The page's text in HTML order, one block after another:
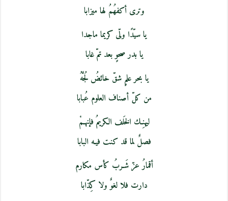
وترى أكفهُمُ لها ميزابا
يا سيّدًا ولّى كريما ماجدا
يا بدر صحوٍ بعد تمّ غابا
يا بحر علمٍ شقّ خائضُ لُجَّهُ
من كلّ أصناف العلوم عُبابا
ليهنِـك الخَلف الكريمُ فإنهـمْ
فصلٌ لما قد كنت فيـه البابا
أقمارُ عزّ شَـربُ كأس مكارم
دارت فلا لغوٌ ولا كِذّابا